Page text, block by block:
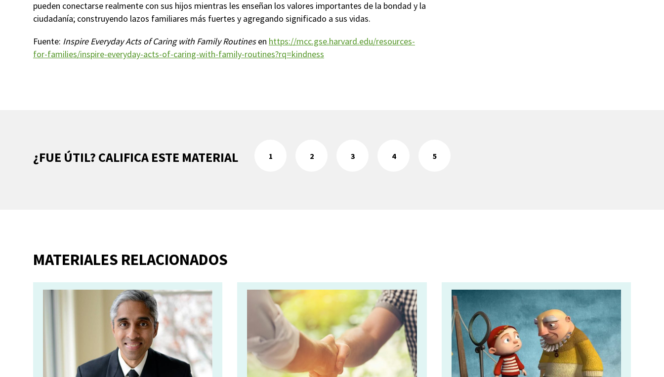
pueden conectarse realmente con sus hijos mientras les enseñan los valores importantes de la bondad y la
ciudadanía; construyendo lazos familiares más fuertes y agregando significado a sus vidas.
Fuente: Inspire Everyday Acts of Caring with Family Routines en https://mcc.gse.harvard.edu/resources-
for-families/inspire-everyday-acts-of-caring-with-family-routines?rq=kindness
¿FUE ÚTIL? CALIFICA ESTE MATERIAL 1 2 3 4 5
MATERIALES RELACIONADOS